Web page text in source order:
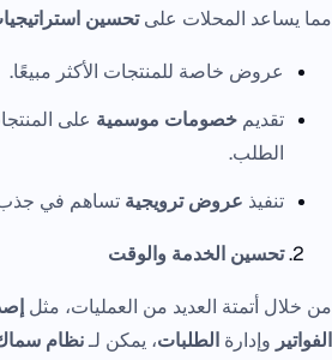
مما يساعد المحلات علىتحسين
عروض خاصة للمنتجات الأكثر مبيعًا.
تقديم خصومات موسمية على
الطلب.
تنفيذ عروض ترويجية تساهم في جذب
تحسين الخدمة والوقت
من خلال أتمتة العديد من العمليات، مثل
الفواتير وإدارة الطلبات، يمكن لـنظام